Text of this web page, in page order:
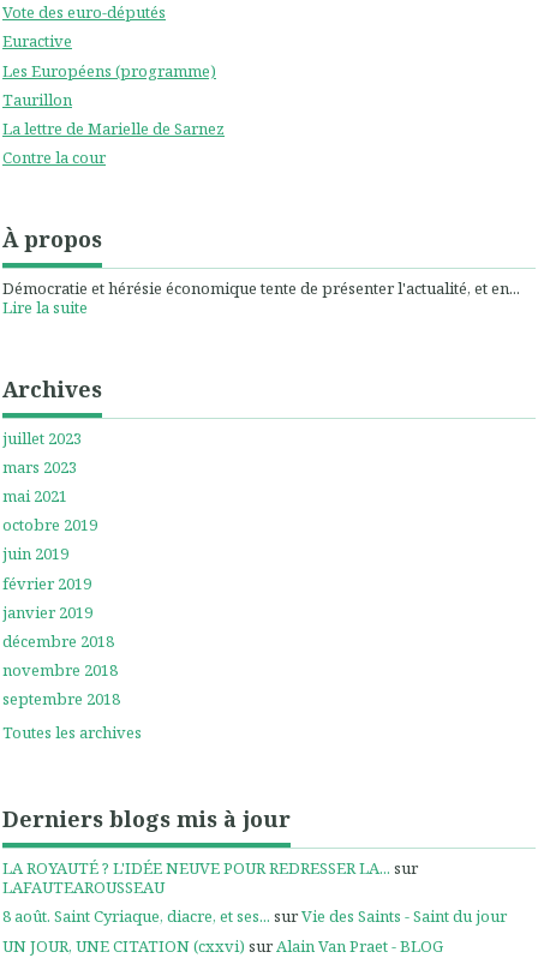
Vote des euro-députés
Euractive
Les Européens (programme)
Taurillon
La lettre de Marielle de Sarnez
Contre la cour
À propos
Démocratie et hérésie économique tente de présenter l'actualité, et en...
Lire la suite
Archives
juillet 2023
mars 2023
mai 2021
octobre 2019
juin 2019
février 2019
janvier 2019
décembre 2018
novembre 2018
septembre 2018
Toutes les archives
Derniers blogs mis à jour
LA ROYAUTÉ ? L'IDÉE NEUVE POUR REDRESSER LA... sur
LAFAUTEAROUSSEAU
8 août. Saint Cyriaque, diacre, et ses... surVie des Saints - Saint du jour
UN JOUR, UNE CITATION (cxxvi) sur Alain Van Praet - BLOG